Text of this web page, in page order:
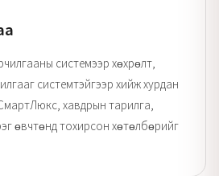
системээр хөхрөлт,
системтэйгээр хийж хурдан
хавдрын тарилга,
өвчтөнд тохирсон хөтөлбөрийг